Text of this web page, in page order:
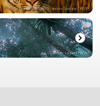
© naturepl.com / Francois Savigny / WWF
© Roger Leguen / WWF